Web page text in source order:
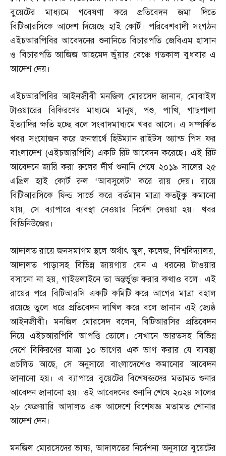
বুয়েটের মাধ্যমে গবেষণা করে প্রতিবেদন জমা দিতে
বিটিআরসিকে আদেশ দিয়েছে হাই কোর্ট। পরিবেশবাদী সংগঠন
এইচআরপিবির আবেদনের শুনানিতে বিচারপতি জেবিএম হাসান
ও বিচারপতি আজিজ আহমেদ ভুঁয়ার বেঞ্চে গতকাল বুধবার এ
আদেশ দেয়।
এইচআরপিবির আইনজীবী মনজিল মোরসেদ জানান,মোবাইল
টাওয়ারের বিকিরণের মাধ্যমে মানুষ, পশু, পাখি,গাছপালা
ইত্যাদির ক্ষতি হচ্ছে বলে সংবাদমাধ্যমে খবর আসে। এ সম্পর্কিত
খবর সংযোজন করে জনস্বার্থে হিউম্যান রাইটস অ্যান্ড পিস ফর
বাংলাদেশ (এইচআরপিবি) একটি রিট আবেদন করেছে। এই রিট
আবেদনে জারি করা রুলের দীর্ঘ শুনানি শেষে ২০১৯ সালের ২৫
এপ্রিল হাই কোর্ট রুল ‘আবসুলেট’ করে রায় দেয়। রায়ে
বিটিআরসিকে ফিল্ড সার্ভে করে বর্তমান মাত্রা কতটুকু কমানো
যায়, সে ব্যাপারে ব্যবস্থা নেওয়ার নির্দেশ দেওয়া হয়। খবর
বিডিনিউজের।
আদালত রায়ে জনসমাগম স্থলে অর্থাৎ স্কুল,কলেজ,বিশ্ববিদ্যালয়,
আদালত পাড়াসহ বিভিন্ন জায়গায় যেন এ ধরনের টাওয়ার
বসানো না হয়, গাইডলাইনে তা অন্তর্ভুক্ত করার কথাও বলে। এই
রায়ের পরে বিটিআরসি একটি কমিটি করে আগের মাত্রা বহাল
রয়েছে তুলে ধরে প্রতিবেদন দাখিল করে বলে জানান এই জ্যেষ্ঠ
আইনজীবী। মনজিল মোরসেদ বলেন,বিটিআরসির প্রতিবেদন
নিয়ে এইচআরপিবি আপত্তি তোলে। সেখানে ভারতসহ বিভিন্ন
দেশে বিকিরণের মাত্রা ১০ ভাগের এক ভাগ করার যে ব্যবস্থা
প্রচলিত আছে,সে অনুসারে বাংলাদেশেও কমানোর আবেদন
জানানো হয়। এ ব্যাপারে বুয়েটের বিশেষজ্ঞদের মতামত শুনার
আবেদন জানানো হয়। ওই আবেদনের শুনানি শেষে ২০২৪ সালের
২৮ ফেব্রুয়ারি আদালত এক আদেশে বিশেষজ্ঞ মতামত শোনার
আদেশ দেন।
মনজিল মোরসেদের ভাষ্য,আদালতের নির্দেশনা অনুসারে বুয়েটের